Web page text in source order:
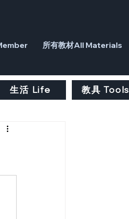
所有教材All Materials
生活 Life 教具 Tools